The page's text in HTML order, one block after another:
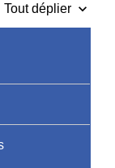
Tout déplier keyboard_arrow_down